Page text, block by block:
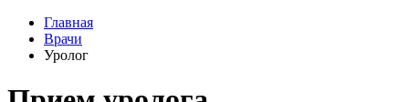
Главная
Врачи
Уролог